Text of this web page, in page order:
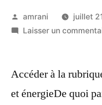
Publié
par
amrani
juillet
Laisser un
Accéder à la
et énergieDe quoi